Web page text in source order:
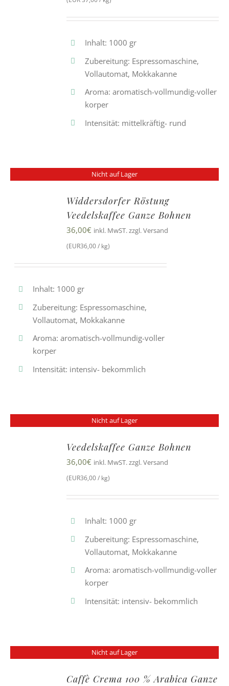
Inhalt: 1000 gr
Zubereitung: Espressomaschine,
Vollautomat, Mokkakanne
Aroma: aromatisch-vollmundig-voller
korper
Intensität: mittelkräftig- rund
Nicht auf Lager
Widdersdorfer Röstung
Veedelskaffee Ganze Bohnen
36,00€ inkl. MwST. zzgl. Versand
(EUR36,00 / kg)
Inhalt: 1000 gr
Zubereitung: Espressomaschine,
Vollautomat, Mokkakanne
Aroma: aromatisch-vollmundig-voller
korper
Intensität: intensiv- bekommlich
Nicht auf Lager
Veedelskaffee Ganze Bohnen
36,00€ inkl. MwST. zzgl. Versand
(EUR36,00 / kg)
Inhalt: 1000 gr
Zubereitung: Espressomaschine,
Vollautomat, Mokkakanne
Aroma: aromatisch-vollmundig-voller
korper
Intensität: intensiv- bekommlich
Nicht auf Lager
Caffè Crema 100 % Arabica Ganze